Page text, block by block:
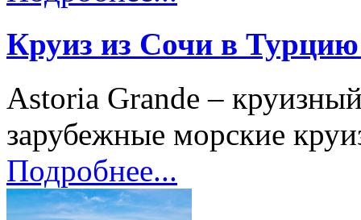
Круиз из Сочи в
Astoria Grande –
зарубежные морские
Подробнее...